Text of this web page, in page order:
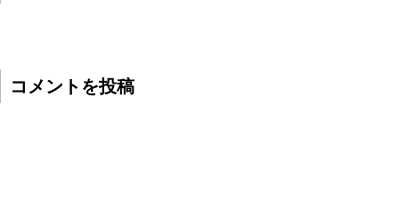
コメントを投稿